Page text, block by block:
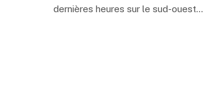
dernières heures sur le sud-ouest…